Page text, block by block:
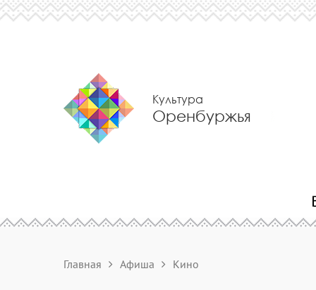
Культура
Оренбуржья
Главная Афиша Кино